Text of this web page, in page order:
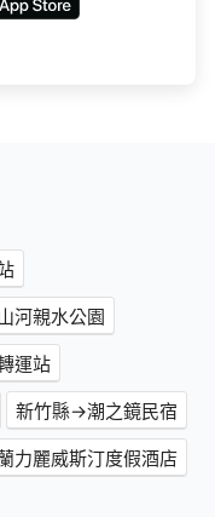
河親水公園
運站
新竹縣→潮之鏡民宿
力麗威斯汀度假酒店